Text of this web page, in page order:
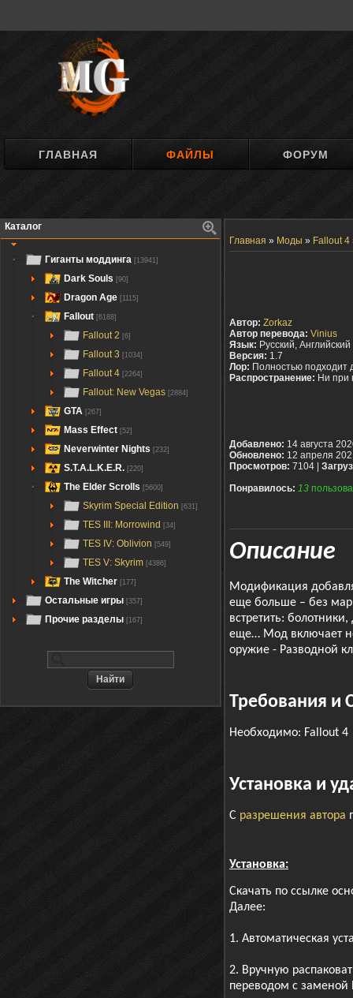
ГЛАВНАЯ ФАЙЛЫ ФОРУМ
Каталог
Гиганты моддинга [13941]
Dark Souls [90]
Dragon Age [1115]
Fallout [6188]
Fallout 2 [6]
Fallout 3 [1034]
Fallout 4 [2264]
Fallout: New Vegas [2884]
GTA [267]
Mass Effect [52]
Neverwinter Nights [232]
S.T.A.L.K.E.R. [220]
The Elder Scrolls [5600]
Skyrim Special Edition [631]
TES III: Morrowind [34]
TES IV: Oblivion [549]
TES V: Skyrim [4386]
The Witcher [177]
Остальные игры [357]
Прочие разделы [167]
Главная » Моды » Fallout 4
Автор: Zorkaz
Автор перевода: Vinius
Язык: Русский, Английский
Версия: 1.7
Лор: Полностью подходит
Распространение: Ни при
Добавлено: 14 августа
Обновлено: 12 апреля
Просмотров: 7104 |
Понравилось: 13
Описание
Модификация
еще больше – без
встретить:
еще… Мод включает
оружие - Разводной
Требования и
Необходимо: Fallout 4
Установка и
С разрешения автора
Установка:
Скачать по ссылке
Далее:
1. Автоматическая
2. Вручную
переводом с заменой